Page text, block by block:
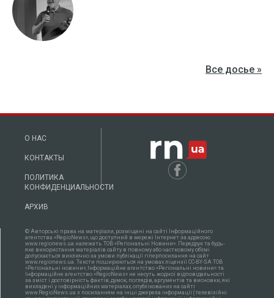
Все досье »
О НАС
КОНТАКТЫ
ПОЛИТИКА
КОНФИДЕНЦИАЛЬНОСТИ
АРХИВ
© Авторські права на матеріали, розміщені на сайті Інформаційного
агентства «RegioNews», що доступний в мережі Інтернет за адресою:
www.regionews.ua належать ТОВ «Регіональні Новини». Передрук та будь-
яке використання матеріалів сайту в повному або частковому об'ємі
допускається виключно за умови публікації гіперпосилання на сайт
www.regionews.ua. Тексти поширюються нa умовах ліцензії CC-BY-SA ТОВ
«Регіональні новини», Інформаційне агентство «Регіональні новини» та
Інформаційне агентство «RegioNews» не несуть жодної відповідальності
за зміст і достовірність фактів, думок, поглядів, аргументів та висновки, які
викладені у інформаційних матеріалах, опублікованих на сайті
www.RegioNews.ua з посиланням на інші джерела інформації (телевізійні